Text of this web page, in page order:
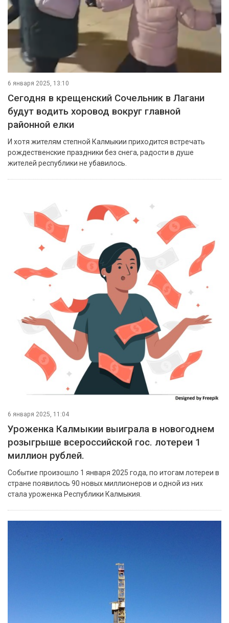
6 января 2025, 13:10
Cегодня в крещенский Сочельник в Лагани
будут водить хоровод вокруг главной
районной елки
И хотя жителям степной Калмыкии приходится встречать
рождественские праздники без снега, радости в душе
жителей республики не убавилось.
6 января 2025, 11:04
Уроженка Калмыкии выиграла в новогоднем
розыгрыше всероссийской гос. лотереи 1
миллион рублей.
Событие произошло 1 января 2025 года, по итогам лотереи в
стране появилось 90 новых миллионеров и одной из них
стала уроженка Республики Калмыкия.